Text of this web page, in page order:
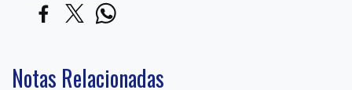
Notas Relacionadas